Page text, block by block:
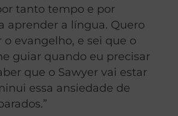
tanto tempo e por
aprender a língua. Quero
evangelho, e sei que o
guiar quando eu precisar
que o Sawyer vai estar
essa ansiedade de